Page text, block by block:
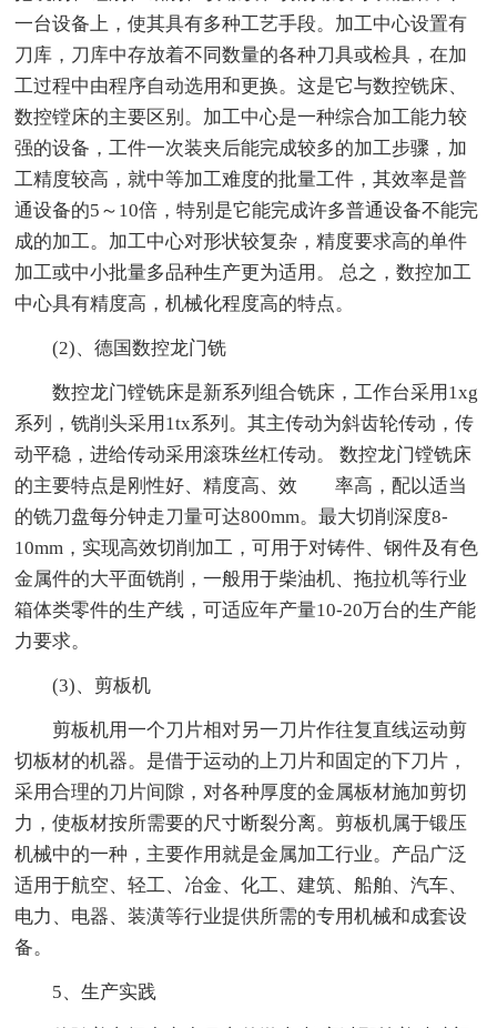
一台设备上，使其具有多种工艺手段。加工中心设置有
刀库，刀库中存放着不同数量的各种刀具或检具，在加
工过程中由程序自动选用和更换。这是它与数控铣床、
数控镗床的主要区别。加工中心是一种综合加工能力较
强的设备，工件一次装夹后能完成较多的加工步骤，加
工精度较高，就中等加工难度的批量工件，其效率是普
通设备的5～10倍，特别是它能完成许多普通设备不能完
成的加工。加工中心对形状较复杂，精度要求高的单件
加工或中小批量多品种生产更为适用。 总之，数控加工
中心具有精度高，机械化程度高的特点。
(2)、德国数控龙门铣
数控龙门镗铣床是新系列组合铣床，工作台采用1xg
系列，铣削头采用1tx系列。其主传动为斜齿轮传动，传
动平稳，进给传动采用滚珠丝杠传动。 数控龙门镗铣床
的主要特点是刚性好、精度高、效 率高，配以适当
的铣刀盘每分钟走刀量可达800mm。最大切削深度8-
10mm，实现高效切削加工，可用于对铸件、钢件及有色
金属件的大平面铣削，一般用于柴油机、拖拉机等行业
箱体类零件的生产线，可适应年产量10-20万台的生产能
力要求。
(3)、剪板机
剪板机用一个刀片相对另一刀片作往复直线运动剪
切板材的机器。是借于运动的上刀片和固定的下刀片，
采用合理的刀片间隙，对各种厚度的金属板材施加剪切
力，使板材按所需要的尺寸断裂分离。剪板机属于锻压
机械中的一种，主要作用就是金属加工行业。产品广泛
适用于航空、轻工、冶金、化工、建筑、船舶、汽车、
电力、电器、装潢等行业提供所需的专用机械和成套设
备。
5、生产实践